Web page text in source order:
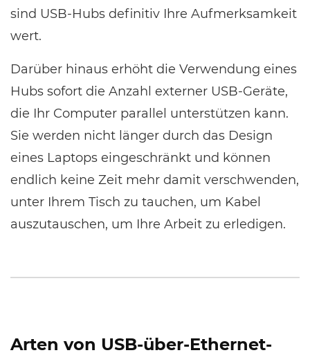
sind USB-Hubs definitiv Ihre Aufmerksamkeit
wert.
Darüber hinaus erhöht die Verwendung eines
Hubs sofort die Anzahl externer USB-Geräte,
die Ihr Computer parallel unterstützen kann.
Sie werden nicht länger durch das Design
eines Laptops eingeschränkt und können
endlich keine Zeit mehr damit verschwenden,
unter Ihrem Tisch zu tauchen, um Kabel
auszutauschen, um Ihre Arbeit zu erledigen.
Arten von USB-über-Ethernet-